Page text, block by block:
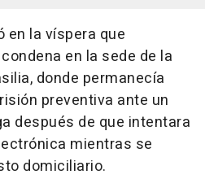
en la víspera que
en la sede de la
donde permanecía
preventiva ante un
después de que intentara
mientras se
domiciliario.